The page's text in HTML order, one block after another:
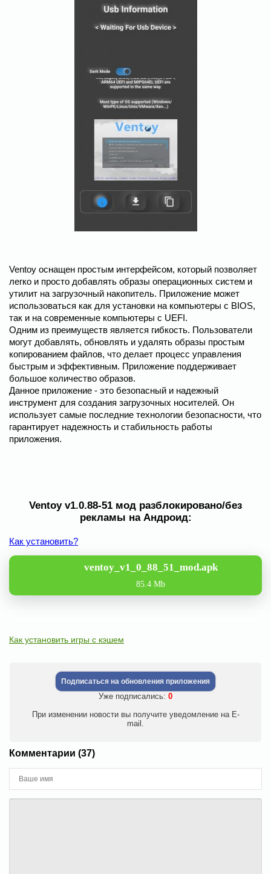
Ventoy оснащен простым интерфейсом, который позволяет
легко и просто добавлять образы операционных систем и
утилит на загрузочный накопитель. Приложение может
использоваться как для установки на компьютеры с BIOS,
так и на современные компьютеры с UEFI.
Одним из преимуществ является гибкость. Пользователи
могут добавлять, обновлять и удалять образы простым
копированием файлов, что делает процесс управления
быстрым и эффективным. Приложение поддерживает
большое количество образов.
Данное приложение - это безопасный и надежный
инструмент для создания загрузочных носителей. Он
использует самые последние технологии безопасности, что
гарантирует надежность и стабильность работы
приложения.
Ventoy v1.0.88-51 мод разблокировано/без
рекламы на Андроид:
Как установить?
ventoy_v1_0_88_51_mod.apk
85.4 Mb
Как установить игры с кэшем
Подписаться на обновления приложения
Уже подписались: 0
При изменении новости вы получите уведомление на E-
mail.
Комментарии (37)